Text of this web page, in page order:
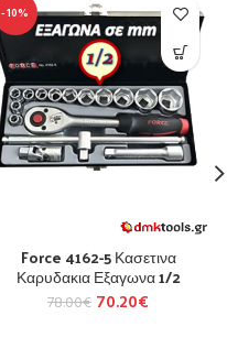
-10%
Force 4162-5 Κασετινα
Καρυδακια Εξαγωνα 1/2
78.00€ 70.20€